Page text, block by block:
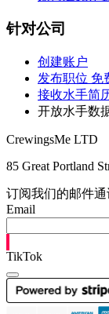
针对公司
创建账户
发布职位 免
接收水手简
开放水手数
CrewingsMe LTD
85 Great Portland
订阅我们的邮件通
Email
TikTok